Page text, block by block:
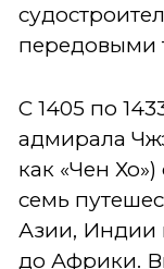
передовыми
С 1405 по
адмирала
как «Чен
семь
Азии, Индии
до Африки.